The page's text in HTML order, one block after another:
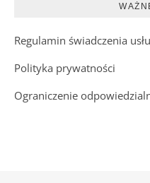
Regulamin świadczenia
Polityka prywatności
Ograniczenie